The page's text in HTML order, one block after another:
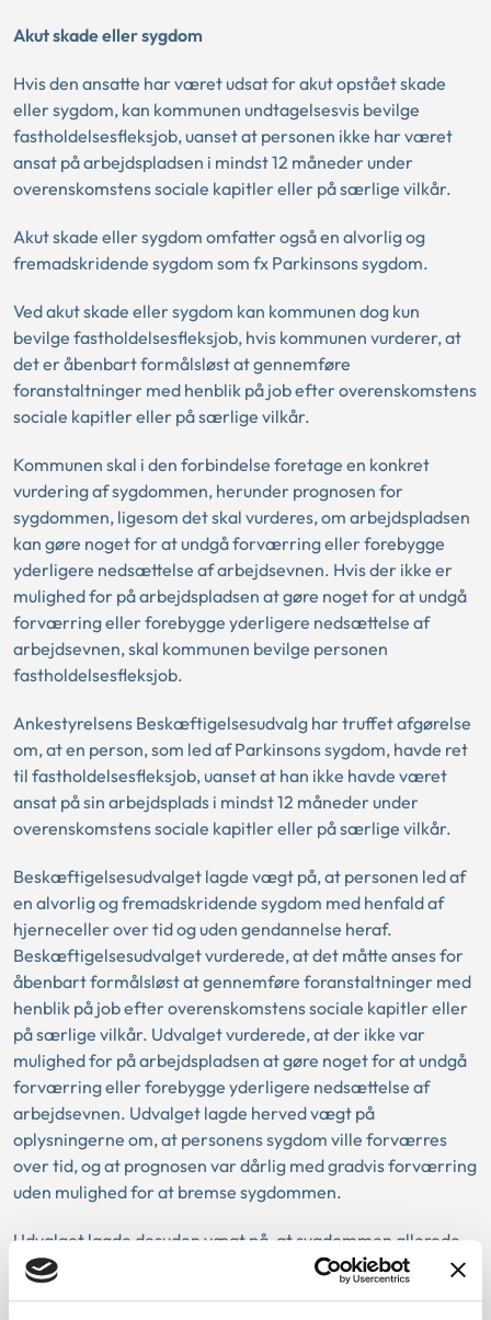
Akut skade eller sygdom
Hvis den ansatte har været udsat for akut opstået skade
eller sygdom, kan kommunen undtagelsesvis bevilge
fastholdelsesfleksjob, uanset at personen ikke har været
ansat på arbejdspladsen i mindst 12 måneder under
overenskomstens sociale kapitler eller på særlige vilkår.
Akut skade eller sygdom omfatter også en alvorlig og
fremadskridende sygdom som fx Parkinsons sygdom.
Ved akut skade eller sygdom kan kommunen dog kun
bevilge fastholdelsesfleksjob, hvis kommunen vurderer, at
det er åbenbart formålsløst at gennemføre
foranstaltninger med henblik på job efter overenskomstens
sociale kapitler eller på særlige vilkår.
Kommunen skal i den forbindelse foretage en konkret
vurdering af sygdommen, herunder prognosen for
sygdommen, ligesom det skal vurderes, om arbejdspladsen
kan gøre noget for at undgå forværring eller forebygge
yderligere nedsættelse af arbejdsevnen. Hvis der ikke er
mulighed for på arbejdspladsen at gøre noget for at undgå
forværring eller forebygge yderligere nedsættelse af
arbejdsevnen, skal kommunen bevilge personen
fastholdelsesfleksjob.
Ankestyrelsens Beskæftigelsesudvalg har truffet afgørelse
om, at en person, som led af Parkinsons sygdom, havde ret
til fastholdelsesfleksjob, uanset at han ikke havde været
ansat på sin arbejdsplads i mindst 12 måneder under
overenskomstens sociale kapitler eller på særlige vilkår.
Beskæftigelsesudvalget lagde vægt på, at personen led af
en alvorlig og fremadskridende sygdom med henfald af
hjerneceller over tid og uden gendannelse heraf.
Beskæftigelsesudvalget vurderede, at det måtte anses for
åbenbart formålsløst at gennemføre foranstaltninger med
henblik på job efter overenskomstens sociale kapitler eller
på særlige vilkår. Udvalget vurderede, at der ikke var
mulighed for på arbejdspladsen at gøre noget for at undgå
forværring eller forebygge yderligere nedsættelse af
arbejdsevnen. Udvalget lagde herved vægt på
oplysningerne om, at personens sygdom ville forværres
over tid, og at prognosen var dårlig med gradvis forværring
uden mulighed for at bremse sygdommen.
Udvalget lagde desuden vægt på, at sygdommen allerede
konkret betød, at arbejdsevnen var væsentligt nedsat.